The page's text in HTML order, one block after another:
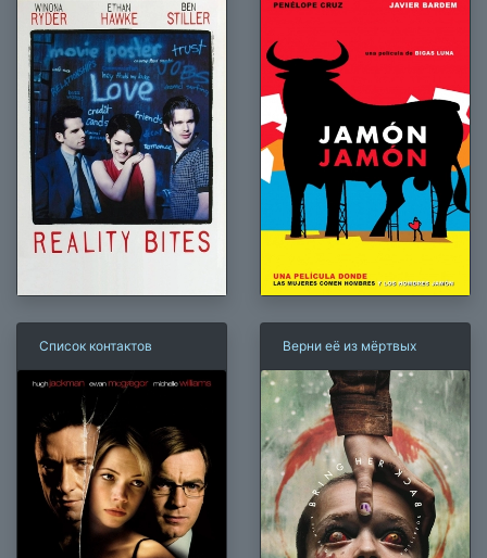
Список контактов Верни её из мёртвых